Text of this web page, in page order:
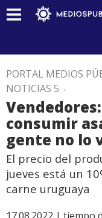
PORTAL MEDIOS
NOTICIAS 5 .
consumir
gente no lo
El precio del
jueves está un
carne uruguaya